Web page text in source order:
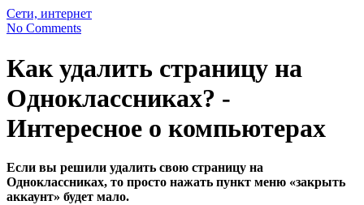
Сети, интернет
No Comments
Как удалить страницу на
Одноклассниках? -
Интересное о компьютерах
Если вы решили удалить свою страницу на
Одноклассниках, то просто нажать пункт меню «закрыть
аккаунт» будет мало.